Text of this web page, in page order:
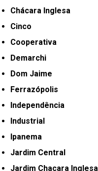
Chácara Inglesa
Cinco
Cooperativa
Demarchi
Dom Jaime
Ferrazópolis
Independência
Industrial
Ipanema
Jardim Central
Jardim Chacara Inglesa